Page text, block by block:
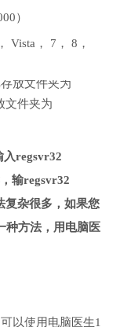
）
Vista， 7， 8，
放文件夹为
文件夹为
入regsvr32
输regsvr32
复杂很多，如果您
种方法，用电脑医
以使用电脑医生1